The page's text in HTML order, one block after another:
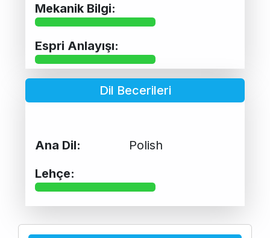
Mekanik Bilgi:
Espri Anlayışı:
Dil Becerileri
Ana Dil:
Polish
Lehçe: